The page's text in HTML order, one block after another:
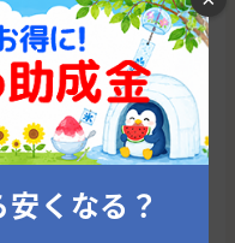
平
外壁塗装会社を
くなる？